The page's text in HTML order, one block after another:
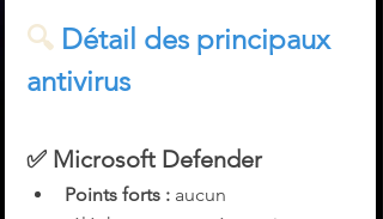
🔍 Détail des principaux
antivirus
✅ Microsoft Defender
Points forts : aucun